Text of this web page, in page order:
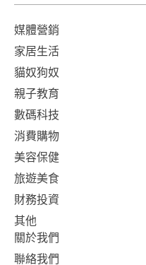
媒體營銷
家居生活
貓奴狗奴
親子教育
數碼科技
消費購物
美容保健
旅遊美食
財務投資
其他
關於我們
聯絡我們